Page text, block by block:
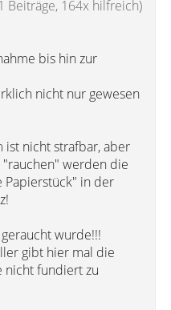
Beiträge, 164x hilfreich)
bis hin zur
nicht nur gewesen
ist nicht strafbar, aber
werden die
in der
wurde!!!
gibt hier mal die
nicht fundiert zu